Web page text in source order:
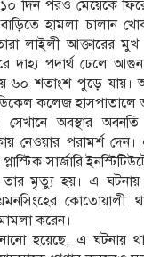
দিন পরও মেয়েকে
হামলা চালান
লাইলী আক্তারের মুখ
দাহ্য পদার্থ ঢেলে
৬০ শতাংশ পুড়ে যায়।
কলেজ হাসপাতালে
অবস্থার
নেওয়ার পরামর্শ
সার্জারি
তার মৃত্যু হয়। এ
কোতোয়ালী
করেন।
হয়েছে, এ ঘটনায়